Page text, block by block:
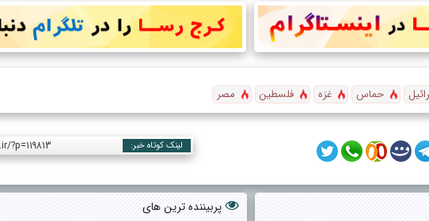
حماس غزه فلسطین مصر
لینک کوتاه خبر:
پربیننده ترین های